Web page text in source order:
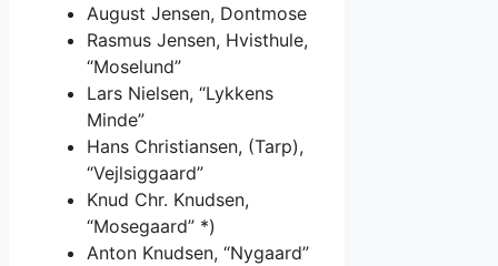
August Jensen, Dontmose
Rasmus Jensen, Hvisthule,
“Moselund”
Lars Nielsen, “Lykkens
Minde”
Hans Christiansen, (Tarp),
“Vejlsiggaard”
Knud Chr. Knudsen,
“Mosegaard” *)
Anton Knudsen, “Nygaard”